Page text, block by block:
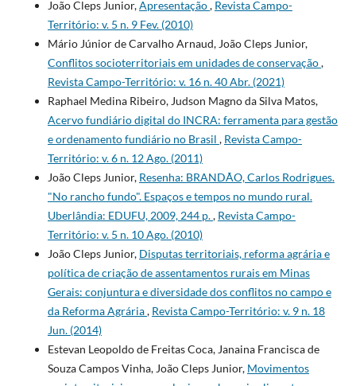
João Cleps Junior,Apresentação, Revista Campo-
Território: v. 5 n. 9 Fev. (2010)
Mário Júnior de Carvalho Arnaud, João Cleps Junior,
Conflitos socioterritoriais em unidades de conservação,
Revista Campo-Território: v. 16 n. 40 Abr. (2021)
Raphael Medina Ribeiro, Judson Magno da Silva Matos,
Acervo fundiário digital do INCRA: ferramenta para gestão
e ordenamento fundiário no Brasil , Revista Campo-
Território: v. 6 n. 12 Ago. (2011)
João Cleps Junior, Resenha: BRANDÃO, Carlos Rodrigues.
"No rancho fundo". Espaços e tempos no mundo rural.
Uberlândia: EDUFU, 2009, 244 p., Revista Campo-
Território: v. 5 n. 10 Ago. (2010)
João Cleps Junior, Disputas territoriais, reforma agrária e
política de criação de assentamentos rurais em Minas
Gerais: conjuntura e diversidade dos conflitos no campo e
da Reforma Agrária, Revista Campo-Território: v. 9 n. 18
Jun. (2014)
Estevan Leopoldo de Freitas Coca, Janaina Francisca de
Souza Campos Vinha, João Cleps Junior, Movimentos